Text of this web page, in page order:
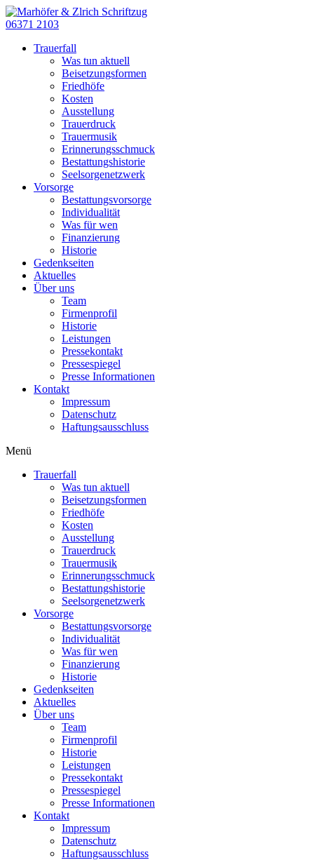
06371 2103
Trauerfall
Was tun aktuell
Beisetzungsformen
Friedhöfe
Kosten
Ausstellung
Trauerdruck
Trauermusik
Erinnerungsschmuck
Bestattungshistorie
Seelsorgenetzwerk
Vorsorge
Bestattungsvorsorge
Individualität
Was für wen
Finanzierung
Historie
Gedenkseiten
Aktuelles
Über uns
Team
Firmenprofil
Historie
Leistungen
Pressekontakt
Pressespiegel
Presse Informationen
Kontakt
Impressum
Datenschutz
Haftungsausschluss
Menü
Trauerfall
Was tun aktuell
Beisetzungsformen
Friedhöfe
Kosten
Ausstellung
Trauerdruck
Trauermusik
Erinnerungsschmuck
Bestattungshistorie
Seelsorgenetzwerk
Vorsorge
Bestattungsvorsorge
Individualität
Was für wen
Finanzierung
Historie
Gedenkseiten
Aktuelles
Über uns
Team
Firmenprofil
Historie
Leistungen
Pressekontakt
Pressespiegel
Presse Informationen
Kontakt
Impressum
Datenschutz
Haftungsausschluss